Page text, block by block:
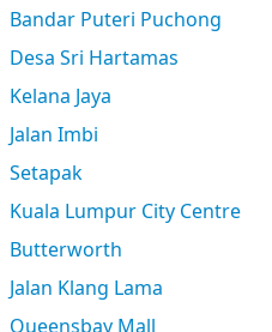
Bandar Puteri Puchong
Desa Sri Hartamas
Kelana Jaya
Jalan Imbi
Setapak
Kuala Lumpur City Centre
Butterworth
Jalan Klang Lama
Queensbay Mall